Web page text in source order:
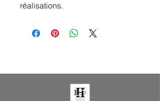
réalisations.